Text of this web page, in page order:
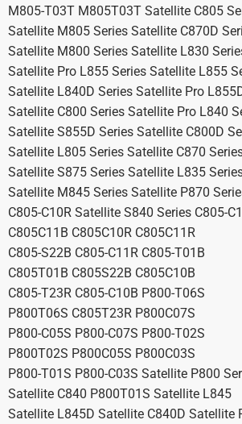
M805-T03T M805T03T Satellite C805
Satellite M805 Series Satellite C870D
Satellite M800 Series Satellite L830
Satellite Pro L855 Series Satellite L855
Satellite L840D Series Satellite Pro
Satellite C800 Series Satellite Pro L840
Satellite S855D Series Satellite C800D
Satellite L805 Series Satellite C870
Satellite S875 Series Satellite L835
Satellite M845 Series Satellite P870
C805-C10R Satellite S840 Series C805-
C805C11B C805C10R C805C11R
C805-S22B C805-C11R C805-T01B
C805T01B C805S22B C805C10B
C805-T23R C805-C10B P800-T06S
P800T06S C805T23R P800C07S
P800-C05S P800-C07S P800-T02S
P800T02S P800C05S P800C03S
P800-T01S P800-C03S Satellite P800
Satellite C840 P800T01S Satellite L845
Satellite L845D Satellite C840D Satellite